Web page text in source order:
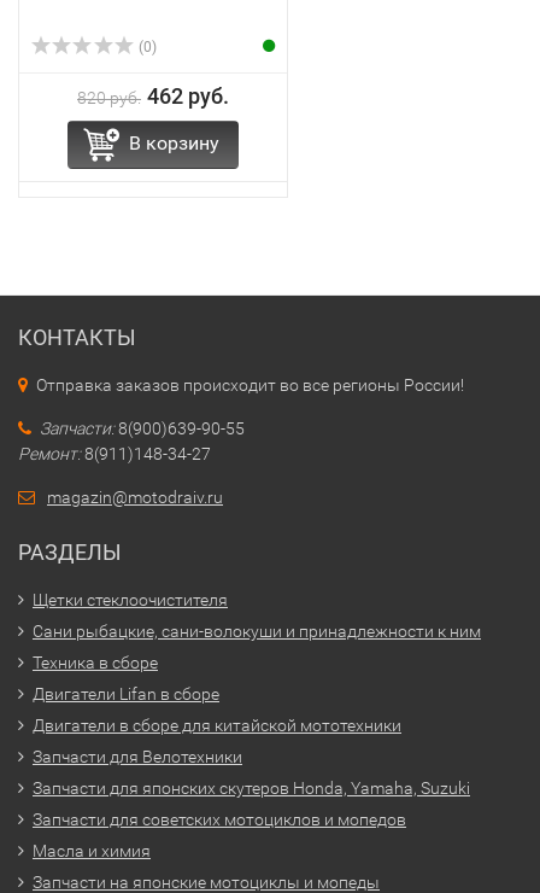
(0)
820 руб. 462 руб.
В корзину
КОНТАКТЫ
Отправка заказов происходит во все регионы России!
Запчасти:8(900)639-90-55
Ремонт:8(911)148-34-27
magazin@motodraiv.ru
РАЗДЕЛЫ
Щетки стеклоочистителя
Сани рыбацкие, сани-волокуши и принадлежности к ним
Техника в сборе
Двигатели Lifan в сборе
Двигатели в сборе для китайской мототехники
Запчасти для Велотехники
Запчасти для японских скутеров Honda, Yamaha, Suzuki
Запчасти для советских мотоциклов и мопедов
Масла и химия
Запчасти на японские мотоциклы и мопеды